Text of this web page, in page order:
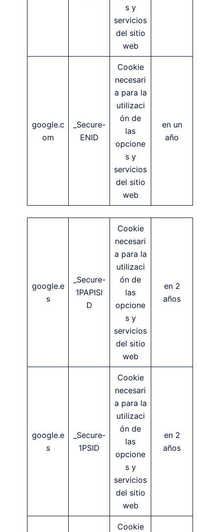
s y
servicios
del sitio
web
google.c
om
_Secure-
ENID
Cookie
necesari
a para la
utilizaci
ón de
las
opcione
s y
servicios
del sitio
web
en un
año
google.e
s
_Secure-
1PAPISI
D
Cookie
necesari
a para la
utilizaci
ón de
las
opcione
s y
servicios
del sitio
web
en 2
años
google.e
s
_Secure-
1PSID
Cookie
necesari
a para la
utilizaci
ón de
las
opcione
s y
servicios
del sitio
web
en 2
años
Cookie